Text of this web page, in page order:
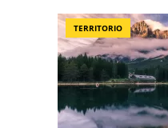
TERRITORIO